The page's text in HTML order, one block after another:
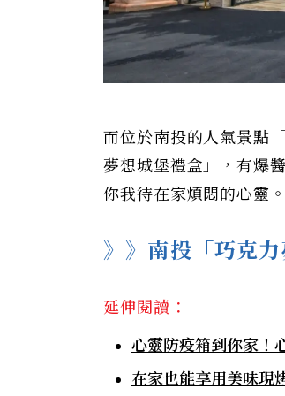
而位於南投的人氣景點
夢想城堡禮盒」，有爆
你我待在家煩悶的心靈。
》》南投「巧克
延伸閱讀：
心靈防疫箱到你家！
在家也能享用美味